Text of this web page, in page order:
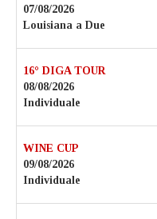
07/08/2026
Louisiana a Due
16° DIGA TOUR
08/08/2026
Individuale
WINE CUP
09/08/2026
Individuale